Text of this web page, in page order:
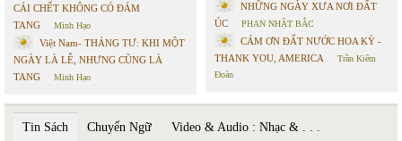
CÁI CHẾT KHÔNG CÓ ĐÁM
TANG
Minh Hạo
Việt Nam- THÁNG TƯ: KHI MỘT
NGÀY LÀ LỄ, NHƯNG CŨNG LÀ
TANG
Minh Hạo
NHỮNG NGÀY XƯA NƠI ĐẤT
ÚC
PHAN NHẬT BẮC
CÁM ƠN ĐẤT NƯỚC HOA KỲ -
THANK YOU, AMERICA
Trần Kiêm
Đoàn
Tin Sách Chuyển Ngữ Video & Audio : Nhạc & . . .